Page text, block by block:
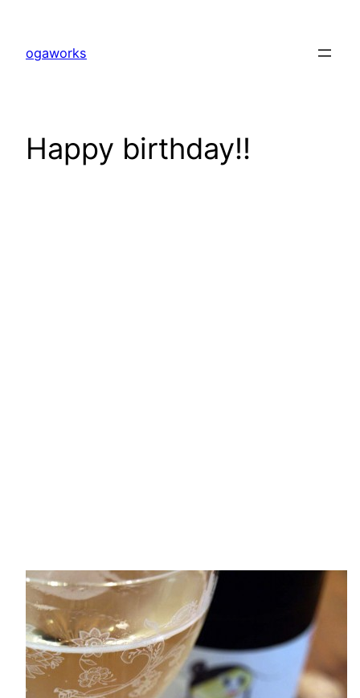
ogaworks
Happy birthday!!